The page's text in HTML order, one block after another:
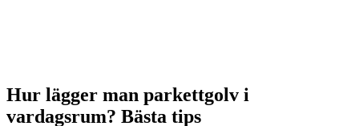
Hur lägger man parkettgolv i
vardagsrum? Bästa tips